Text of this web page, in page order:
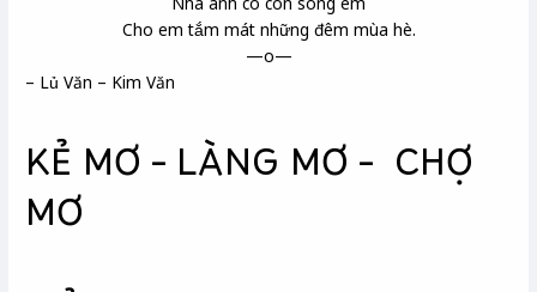
Cho em tắm mát những đêm mùa hè.
—o—
– Lủ Văn – Kim Văn
KẺ MƠ – LÀNG MƠ – CHỢ
MƠ